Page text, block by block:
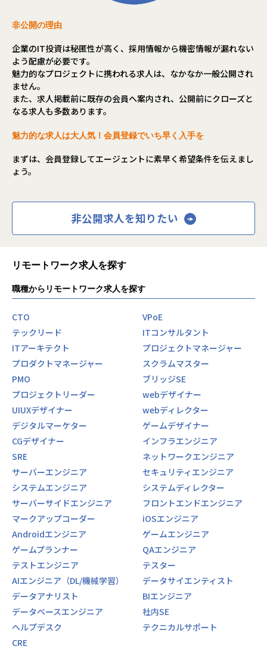
非公開の理由
企業のIT投資は秘匿性が高く、採用情報から機密情報が漏れない
よう配慮が必要です。
魅力的なプロジェクトに携われる求人は、なかなか一般公開され
ません。
また、求人掲載前に既存の会員へ案内され、公開前にクローズと
なる求人も多数あります。
魅力的な求人は大人気！会員登録でいち早く入手を
まずは、会員登録してエージェントに素早く希望条件を伝えまし
ょう。
非公開求人を知りたい
リモートワーク求人を探す
職種からリモートワーク求人を探す
CTO
VPoE
テックリード
ITコンサルタント
ITアーキテクト
プロジェクトマネージャー
プロダクトマネージャー
スクラムマスター
PMO
ブリッジSE
プロジェクトリーダー
webデザイナー
UIUXデザイナー
webディレクター
デジタルマーケター
ゲームデザイナー
CGデザイナー
インフラエンジニア
SRE
ネットワークエンジニア
サーバーエンジニア
セキュリティエンジニア
システムエンジニア
システムディレクター
サーバーサイドエンジニア
フロントエンドエンジニア
マークアップコーダー
iOSエンジニア
Androidエンジニア
ゲームエンジニア
ゲームプランナー
QAエンジニア
テストエンジニア
テスター
AIエンジニア（DL/機械学習）
データサイエンティスト
データアナリスト
BIエンジニア
データベースエンジニア
社内SE
ヘルプデスク
テクニカルサポート
CRE